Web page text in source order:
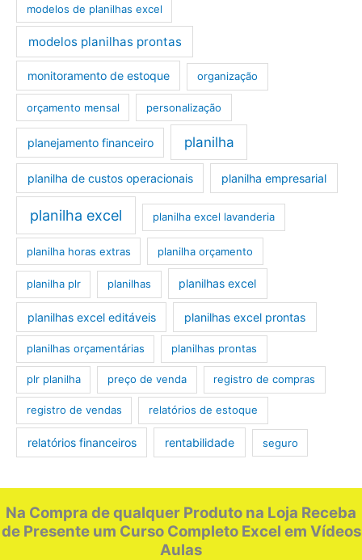
modelos de planilhas excel
modelos planilhas prontas
monitoramento de estoque organização
orçamento mensal personalização
planejamento financeiro planilha
planilha de custos operacionais planilha empresarial
planilha excel planilha excel lavanderia
planilha horas extras planilha orçamento
planilha plr planilhas planilhas excel
planilhas excel editáveis planilhas excel prontas
planilhas orçamentárias planilhas prontas
plr planilha preço de venda registro de compras
registro de vendas relatórios de estoque
relatórios financeiros rentabilidade seguro
Na Compra de qualquer Produto na Loja Receba
de Presente um Curso Completo Excel em Vídeos
Aulas